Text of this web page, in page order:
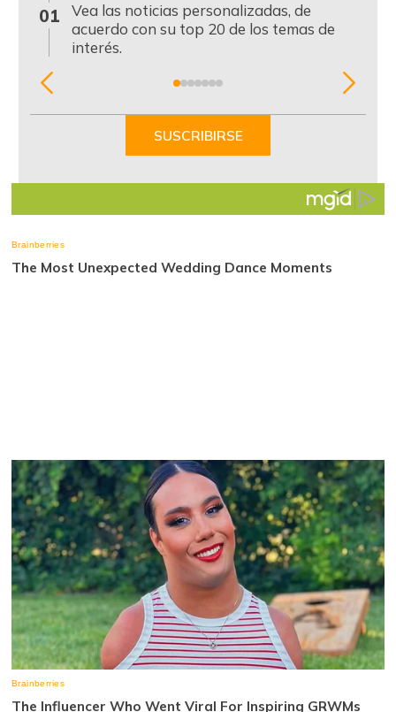
01
Vea las noticias personalizadas, de
acuerdo con su top 20 de los temas de
interés.
Item
SUSCRIBIRSE